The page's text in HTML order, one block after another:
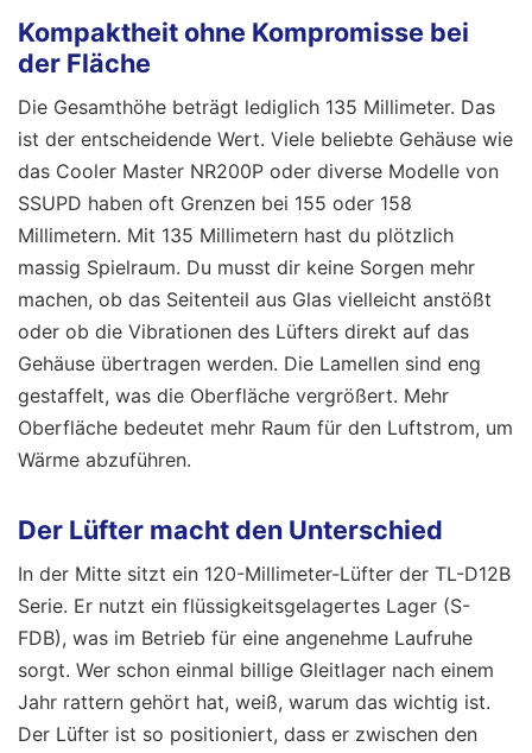
Kompaktheit ohne Kompromisse bei
der Fläche
Die Gesamthöhe beträgt lediglich 135 Millimeter. Das
ist der entscheidende Wert. Viele beliebte Gehäuse wie
das Cooler Master NR200P oder diverse Modelle von
SSUPD haben oft Grenzen bei 155 oder 158
Millimetern. Mit 135 Millimetern hast du plötzlich
massig Spielraum. Du musst dir keine Sorgen mehr
machen, ob das Seitenteil aus Glas vielleicht anstößt
oder ob die Vibrationen des Lüfters direkt auf das
Gehäuse übertragen werden. Die Lamellen sind eng
gestaffelt, was die Oberfläche vergrößert. Mehr
Oberfläche bedeutet mehr Raum für den Luftstrom, um
Wärme abzuführen.
Der Lüfter macht den Unterschied
In der Mitte sitzt ein 120-Millimeter-Lüfter der TL-D12B
Serie. Er nutzt ein flüssigkeitsgelagertes Lager (S-
FDB), was im Betrieb für eine angenehme Laufruhe
sorgt. Wer schon einmal billige Gleitlager nach einem
Jahr rattern gehört hat, weiß, warum das wichtig ist.
Der Lüfter ist so positioniert, dass er zwischen den